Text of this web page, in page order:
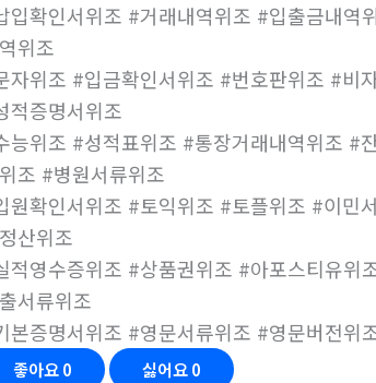
입확인서위조 #거래내역위조 #입출금내
위조
자위조 #입금확인서위조 #번호판위조 #비
적증명서위조
능위조 #성적표위조 #통장거래내역위조 #
조 #병원서류위조
원확인서위조 #토익위조 #토플위조 #이민
산위조
적영수증위조 #상품권위조 #아포스티유
서류위조
본증명서위조 #영문서류위조 #영문버전위
좋아요0 싫어요0